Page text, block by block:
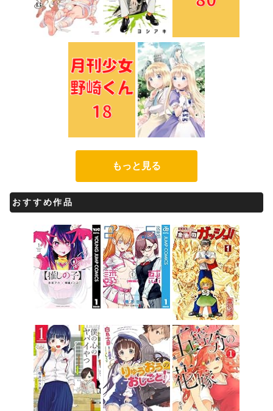
もっと見る
おすすめ作品